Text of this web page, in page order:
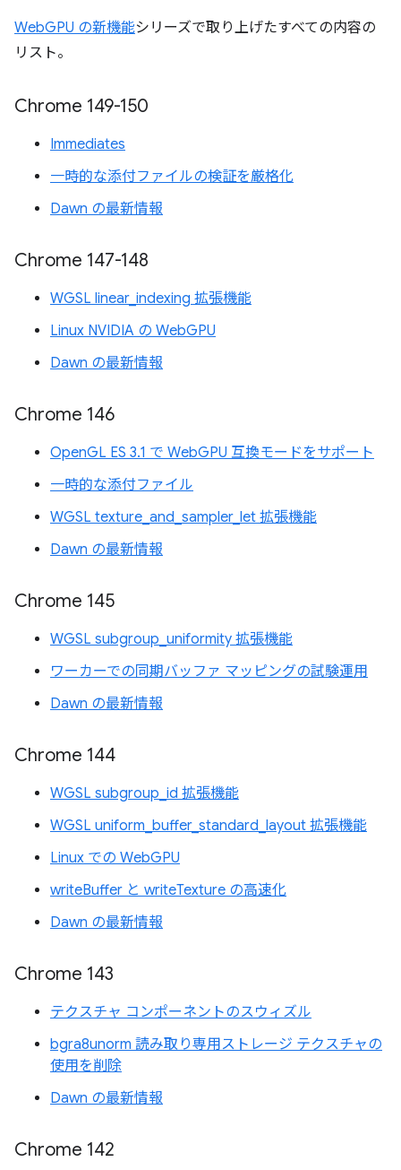
WebGPU の新機能シリーズで取り上げたすべての内容の
リスト。
Chrome 149-150
Immediates
一時的な添付ファイルの検証を厳格化
Dawn の最新情報
Chrome 147-148
WGSL linear_indexing 拡張機能
Linux NVIDIA の WebGPU
Dawn の最新情報
Chrome 146
OpenGL ES 3.1 で WebGPU 互換モードをサポート
一時的な添付ファイル
WGSL texture_and_sampler_let 拡張機能
Dawn の最新情報
Chrome 145
WGSL subgroup_uniformity 拡張機能
ワーカーでの同期バッファ マッピングの試験運用
Dawn の最新情報
Chrome 144
WGSL subgroup_id 拡張機能
WGSL uniform_buffer_standard_layout 拡張機能
Linux での WebGPU
writeBuffer と writeTexture の高速化
Dawn の最新情報
Chrome 143
テクスチャ コンポーネントのスウィズル
bgra8unorm 読み取り専用ストレージ テクスチャの
使用を削除
Dawn の最新情報
Chrome 142